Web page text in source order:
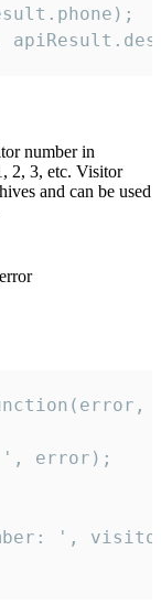
number in
2, 3, etc. Visitor
and can be used
error);
',